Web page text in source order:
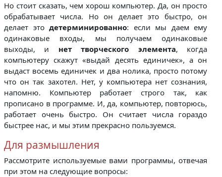
Но стоит сказать, чем хорош компьютер. Да, он просто
обрабатывает числа. Но он делает это быстро, он
делает этодетерминированно: если мы даем ему
одинаковые входы, мы получаем одинаковые
выходы, и нет творческого элемента, когда
компьютеру скажут «выдай десять единичек», а он
выдаст восемь единичек и два нолика, просто потому
что он так захотел. Нет, у компьютера нет сознания,
напомню. Компьютер работает строго так, как
прописано в программе. И, да, компьютер, повторюсь,
работает очень быстро. Он считает числа гораздо
быстрее нас, и мы этим прекрасно пользуемся.
Для размышления
Рассмотрите используемые вами программы, отвечая
при этом на следующие вопросы: